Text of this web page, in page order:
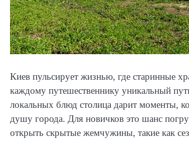
Киев пульсирует жизнью, где старинные
каждому путешественнику уникальный
локальных блюд столица дарит моменты,
душу города. Для новичков это шанс
открыть скрытые жемчужины, такие как